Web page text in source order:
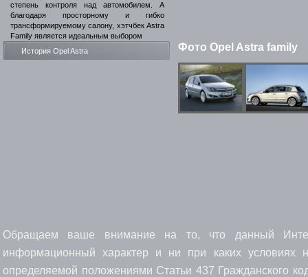
степень контроля над автомобилем. А
благодаря просторному и гибко
трансформируемому салону, хэтчбек Astra
Family является идеальным выбором
История Opel Astra
Фото Opel Astra family
Обращаем ваше внимание на то, что данный
информационный характер и ни при каких условиях
определяемой положениями Статьи 437 Гражданского